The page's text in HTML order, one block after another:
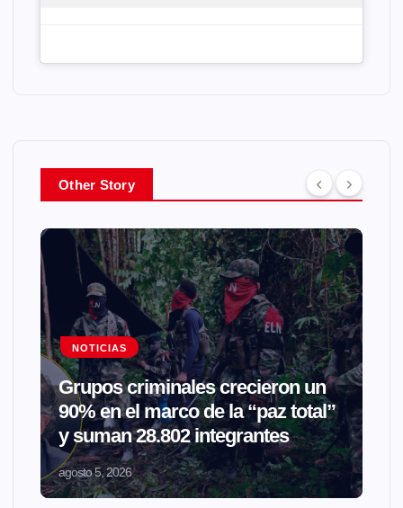
Other Story
NOTICIAS
Grupos criminales crecieron un
90% en el marco de la “paz total”
y suman 28.802 integrantes
agosto 5, 2026